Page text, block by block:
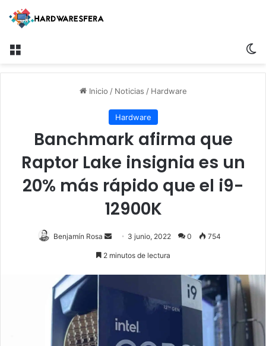
Menú
Inicio / Noticias / Hardware
Hardware
Banchmark afirma que
Raptor Lake insignia es un
20% más rápido que el i9-
12900K
Benjamín Rosa
Send 3 junio, 2022 0 754
2 minutos de lectura